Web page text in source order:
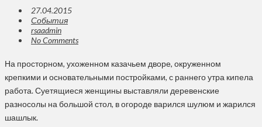
27.04.2015
События
rsaadmin
No Comments
На просторном, ухоженном казачьем дворе, окруженном
крепкими и основательными постройками, с раннего утра кипела
работа. Суетящиеся женщины выставляли деревенские
разносолы на большой стол, в огороде варился шулюм и жарился
шашлык.